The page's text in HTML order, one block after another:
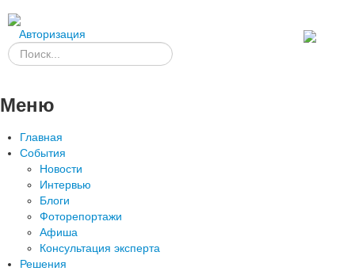
Авторизация
Меню
Главная
События
Новости
Интервью
Блоги
Фоторепортажи
Афиша
Консультация эксперта
Решения